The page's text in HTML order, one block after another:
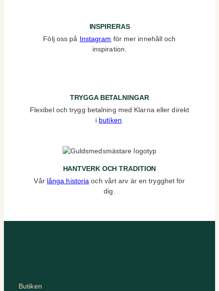
INSPIRERAS
Följ oss på Instagram för mer innehåll och
inspiration.
TRYGGA BETALNINGAR
Flexibel och trygg betalning med Klarna eller direkt
i butiken
HANTVERK OCH TRADITION
Vår långa historia och vårt arv är en trygghet för
dig.
Butiken